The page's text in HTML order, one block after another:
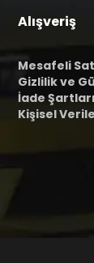
Alışveriş
Mesafeli
Gizlilik ve
İade Şartları
Kişisel